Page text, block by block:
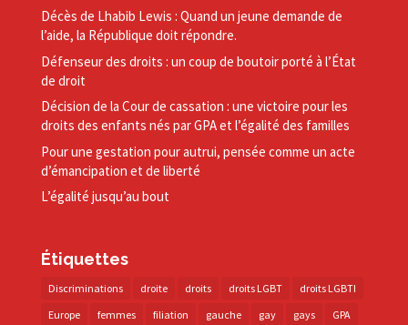
Décès de Lhabib Lewis : Quand un jeune demande de
l’aide, la République doit répondre.
Défenseur des droits : un coup de boutoir porté à l’État
de droit
Décision de la Cour de cassation : une victoire pour les
droits des enfants nés par GPA et l’égalité des familles
Pour une gestation pour autrui, pensée comme un acte
d’émancipation et de liberté
L’égalité jusqu’au bout
Étiquettes
Discriminations droite droits droits LGBT
droits LGBTI
Europe
femmes filiation gauche gay gays GPA